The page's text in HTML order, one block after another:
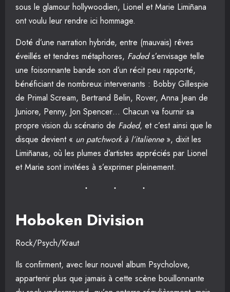
sous le glamour hollywoodien, Lionel et Marie Limiñana
ont voulu leur rendre ici hommage.
Doté d’une narration hybride, entre (mauvais) rêves
éveillés et tendres métaphores, Fadeds’envisage telle
une foisonnante bande son d’un récit peu rapporté,
bénéficiant de nombreux intervenants : Bobby Gillespie
de Primal Scream, Bertrand Belin, Rover, Anna Jean de
Juniore, Penny, Jon Spencer… Chacun va fournir sa
propre vision du scénario de Faded, et c’est ainsi que le
disque devient « un patchwork à l’italienne», dixit les
Limiñanas, où les plumes d’artistes appréciés par Lionel
et Marie sont invitées à s’exprimer pleinement.
Hoboken Division
Rock/Psych/Kraut
Ils confirment, avec leur nouvel album Psycholove,
appartenir plus que jamais à cette scène bouillonnante